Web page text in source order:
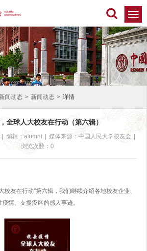
切
换
导
航
新闻动态 > 新闻动态 > 详情
全球人大校友在行动（第六辑）
| 编辑：alumni 媒体来源：中国人民大学校友会
浏览次数：0
校友在行动”第六辑，我们继续介绍各地校友企业、
情、支援疫区的感人事迹。